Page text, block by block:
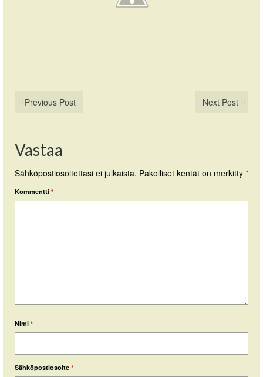
Previous Post Next Post
Vastaa
Sähköpostiosoitettasi ei julkaista. Pakolliset kentät on merkitty *
Kommentti *
Nimi *
Sähköpostiosoite *